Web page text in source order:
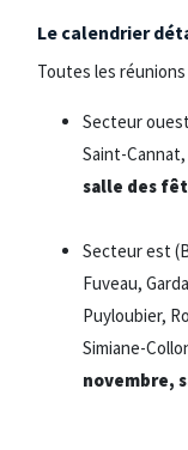
Le calendrier
Toutes les
Secteur
Saint-
salle des
Secteur est
Fuveau,
Puyloubier,
Simiane-
novembre,